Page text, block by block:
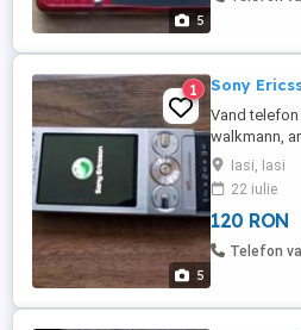
5
5
1 Sony
Vand
walkmann,
jocuri, radio,
incarcator,
Iasi, Iasi
22 iulie
120 RON
Telefon